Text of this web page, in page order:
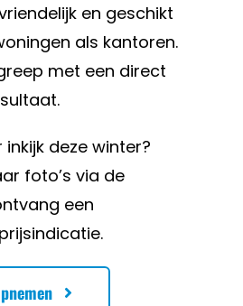
en geschikt
als kantoren.
met een direct
deze winter?
foto’s via de
een